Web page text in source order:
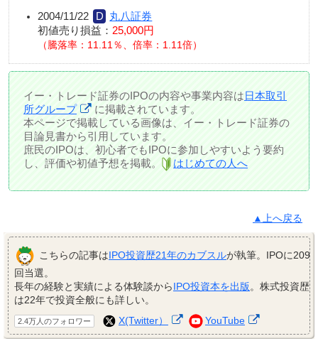
2004/11/22
丸八証券
初値売り損益： 25,000円
騰落率：11.11％、倍率：1.11倍
イー・トレード証券のIPOの内容や事業内容は日本取引
所グループ
に掲載されています。
本ページで掲載している画像は、イー・トレード証券の
目論見書から引用しています。
庶民のIPOは、初心者でもIPOに参加しやすいよう要約
し、評価や初値予想を掲載。
はじめての人へ
▲上へ戻る
こちらの記事はIPO投資歴21年のカブスルが執筆。IPOに209
回当選。
長年の経験と実績による体験談からIPO投資本を出版。株式投資歴
は22年で投資全般にも詳しい。
2.4万人のフォロワー X(Twitter） YouTube